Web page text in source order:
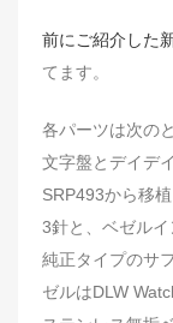
前にご紹介した
てます。
各パーツは次の
文字盤とデイデ
SRP493から移植
3針と、ベゼル
純正タイプのサ
ゼルはDLW